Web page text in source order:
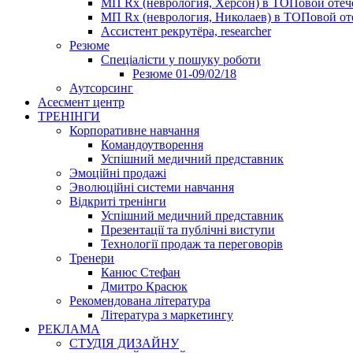
МП Rx (неврология, Херсон) в ТОПовой
МП Rx (неврология, Николаев) в ТОПовой
Ассистент рекрутёра, researcher
Резюме
Cпеціалісти у пошуку роботи
Резюме 01-09/02/18
Аутсорсинг
Асесмент центр
ТРЕНІНГИ
Корпоративне навчання
Командоутворення
Успішний медичний представник
Эмоційні продажі
Эволюційні системи навчання
Відкриті тренінги
Успішний медичний представник
Презентації та публічні виступи
Технології продаж та переговорів
Тренери
Канюс Стефан
Дмитро Красюк
Рекомендована література
Література з маркетингу
РЕКЛАМА
СТУДІЯ ДИЗАЙНУ